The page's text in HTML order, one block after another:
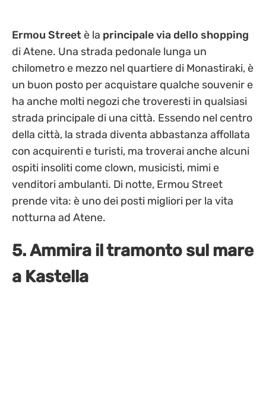
Ermou Street è la principale via dello shopping
di Atene. Una strada pedonale lunga un
chilometro e mezzo nel quartiere di Monastiraki, è
un buon posto per acquistare qualche souvenir e
ha anche molti negozi che troveresti in qualsiasi
strada principale di una città. Essendo nel centro
della città, la strada diventa abbastanza affollata
con acquirenti e turisti, ma troverai anche alcuni
ospiti insoliti come clown, musicisti, mimi e
venditori ambulanti. Di notte, Ermou Street
prende vita: è uno dei posti migliori per la vita
notturna ad Atene.
5. Ammira il tramonto sul mare
a Kastella